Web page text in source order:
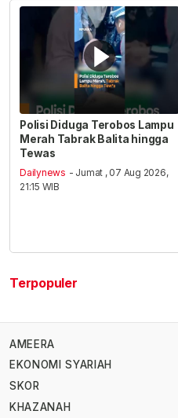
Polisi Diduga Terobos Lampu
Merah Tabrak Balita hingga
Tewas
Dailynews - Jumat , 07 Aug 2026,
21:15 WIB
Terpopuler
AMEERA
EKONOMI SYARIAH
SKOR
KHAZANAH